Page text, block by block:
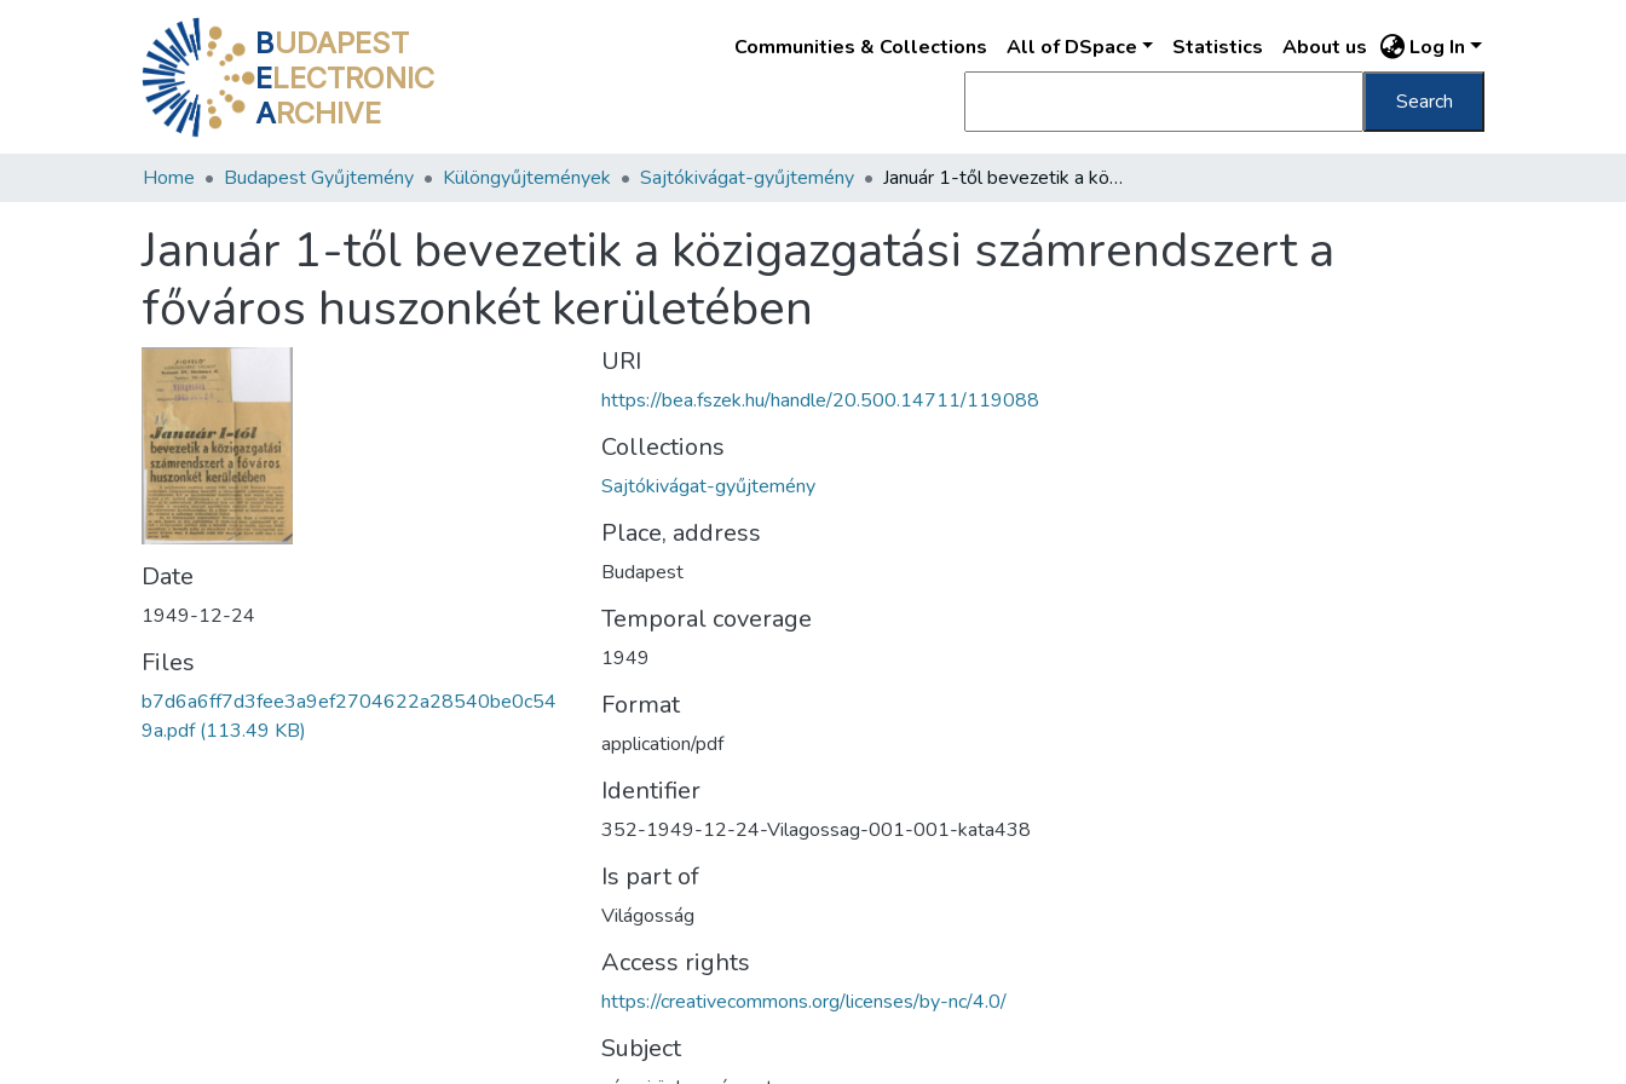
BUDAPEST
ELECTRONIC
ARCHIVE
Communities & Collections All of DSpace Statistics About us Log In
Search
Home Budapest Gyűjtemény Különgyűjtemények Sajtókivágat-gyűjtemény Január 1-től bevezetik a közigazgatási számrendszert a főváros huszonkét kerületében
Január 1-től bevezetik a közigazgatási számrendszert a
főváros huszonkét kerületében
Date
1949-12-24
Files
b7d6a6ff7d3fee3a9ef2704622a28540be0c54
9a.pdf(113.49 KB)
URI
https://bea.fszek.hu/handle/20.500.14711/119088
Collections
Sajtókivágat-gyűjtemény
Place, address
Budapest
Temporal coverage
1949
Format
application/pdf
Identifier
352-1949-12-24-Vilagossag-001-001-kata438
Is part of
Világosság
Access rights
https://creativecommons.org/licenses/by-nc/4.0/
Subject